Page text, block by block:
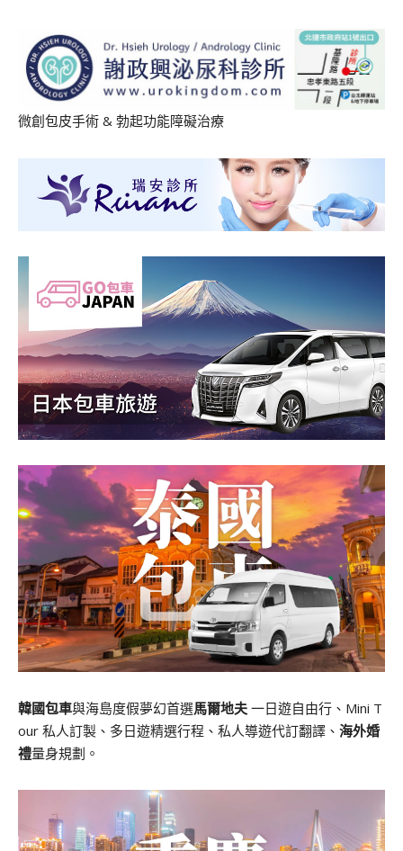
微創包皮手術 & 勃起功能障礙治療
韓國包車與海島度假夢幻首選馬爾地夫 一日遊自由行、Mini T
our 私人訂製、多日遊精選行程、私人導遊代訂翻譯、 海外婚
禮量身規劃。